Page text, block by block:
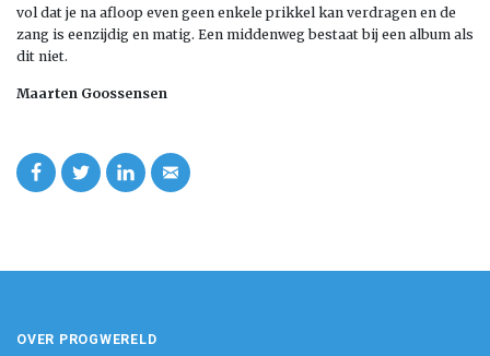
vol dat je na afloop even geen enkele prikkel kan verdragen en de
zang is eenzijdig en matig. Een middenweg bestaat bij een album als
dit niet.
Maarten Goossensen
OVER PROGWERELD